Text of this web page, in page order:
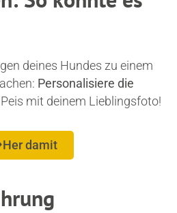
deines Hundes zu einem
Personalisiere die
mit deinem Lieblingsfoto!
Her damit